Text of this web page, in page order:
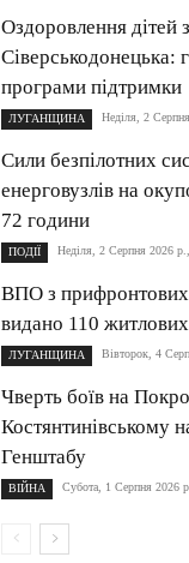
Оздоровлення дітей
Сіверськодонецька:
програми підтримки
ЛУГАНЩИНА Неділя, 2
Сили безпілотних
енерговузлів на
72 години
ПОДІЇ Неділя, 2 Серпня 2026
ВПО з
видано 110 житлових
ЛУГАНЩИНА Вівторок, 4
Чверть боїв на
Костянтинівському
Генштабу
ВІЙНА Субота, 1 Серпня 2026